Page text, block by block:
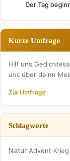
Der Tag
Kurze Umfrage
Hilf uns
uns über deine
Zur Umfrage
Schlagworte
Natur Advent Krieg